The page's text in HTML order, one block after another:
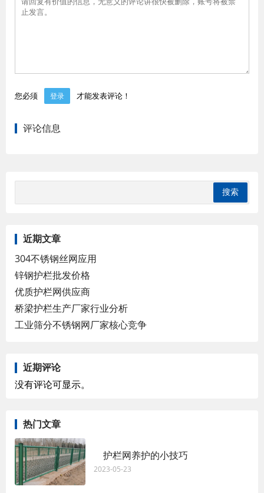
您必须 登录 才能发表评论！
评论信息
近期文章
304不锈钢丝网应用
锌钢护栏批发价格
优质护栏网供应商
桥梁护栏生产厂家行业分析
工业筛分不锈钢网厂家核心竞争
近期评论
没有评论可显示。
热门文章
护栏网养护的小技巧
2023-05-23